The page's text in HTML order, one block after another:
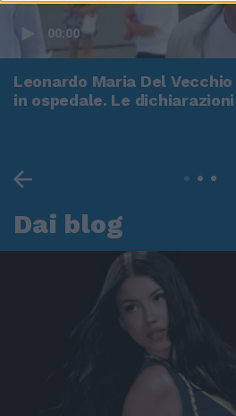
00:00
Leonardo Maria Del
in ospedale. Le
Dai blog